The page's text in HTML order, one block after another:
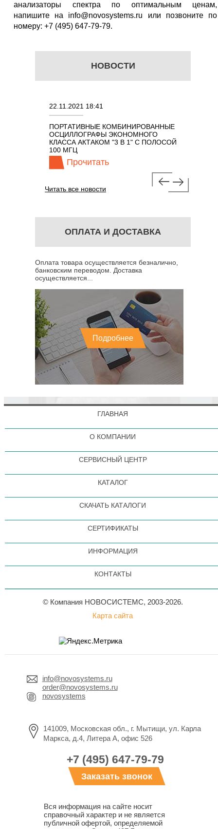
НОВОСТИ
КОМБИНИРОВАННЫЕ
ЭКОНОМНОГО
"3 В 1" С ПОЛОСОЙ
ОСЦИЛЛОГРАФЫ KEYSIGHT
TECHNOLOGIES СЕРИИ UXR
Читать все новости
ОПЛАТА И ДОСТАВКА
Оплата товара осуществляется безналично,
банковским переводом. Доставка
осуществляется...
Подробнее
анализаторы спектра по оптимальным ценам,
напишите на info@novosystems.ru или позвоните по
номеру: +7 (495) 647-79-79.
ГЛАВНАЯ
О КОМПАНИИ
СЕРВИСНЫЙ ЦЕНТР
КАТАЛОГ
СКАЧАТЬ КАТАЛОГИ
СЕРТИФИКАТЫ
ИНФОРМАЦИЯ
КОНТАКТЫ
© Компания НОВОСИСТЕМС, 2003-2026.
Карта сайта
info@novosystems.ru
order@novosystems.ru
novosystems
141009, Московская обл., г. Мытищи, ул. Карла
Маркса, д.4, Литера А, офис 526
+7 (495) 647-79-79
Заказать звонок
Вся информация на сайте носит
справочный характер и не является
публичной офертой, определяемой